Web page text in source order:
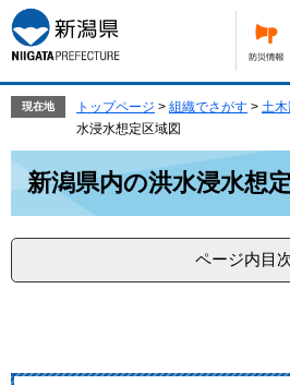
ー
ジ
の
で
す。
ニ
ュ
ー
ば
本
文
現在地 トップページ > 組織でさがす > 土
水浸水想定区域図
新潟県内の洪水浸水想
ページ内目